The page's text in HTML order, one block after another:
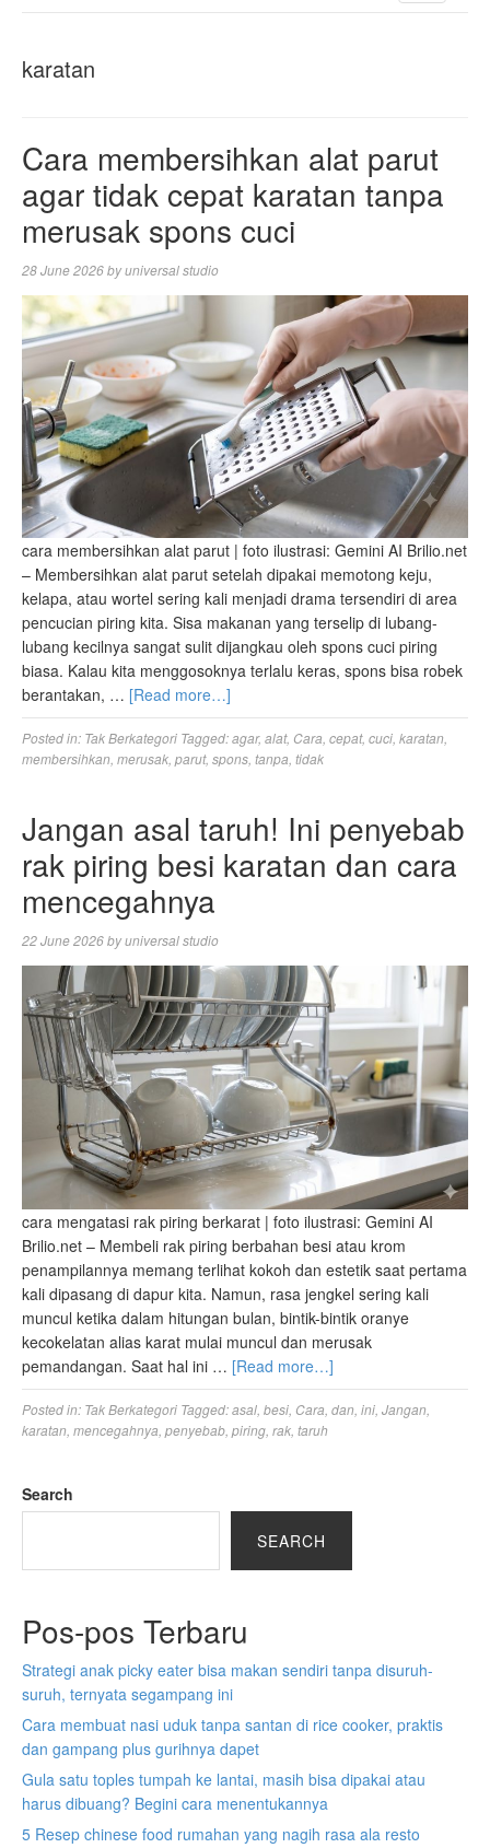
karatan
Cara membersihkan alat parut
agar tidak cepat karatan tanpa
merusak spons cuci
28 June 2026byuniversal studio
cara membersihkan alat parut | foto ilustrasi: Gemini AI Brilio.net
– Membersihkan alat parut setelah dipakai memotong keju,
kelapa, atau wortel sering kali menjadi drama tersendiri di area
pencucian piring kita. Sisa makanan yang terselip di lubang-
lubang kecilnya sangat sulit dijangkau oleh spons cuci piring
biasa. Kalau kita menggosoknya terlalu keras, spons bisa robek
berantakan, … [Read more…]
Posted in: Tak Berkategori Tagged:agar, alat, Cara, cepat, cuci, karatan,
membersihkan, merusak, parut, spons, tanpa, tidak
Jangan asal taruh! Ini penyebab
rak piring besi karatan dan cara
mencegahnya
22 June 2026byuniversal studio
cara mengatasi rak piring berkarat | foto ilustrasi: Gemini AI
Brilio.net – Membeli rak piring berbahan besi atau krom
penampilannya memang terlihat kokoh dan estetik saat pertama
kali dipasang di dapur kita. Namun, rasa jengkel sering kali
muncul ketika dalam hitungan bulan, bintik-bintik oranye
kecokelatan alias karat mulai muncul dan merusak
pemandangan. Saat hal ini … [Read more…]
Posted in: Tak Berkategori Tagged:asal besi Cara dan ini Jangan
karatan mencegahnya penyebab piring rak taruh
Search
SEARCH
Pos-pos Terbaru
Strategi anak picky eater bisa makan sendiri tanpa disuruh-
suruh, ternyata segampang ini
Cara membuat nasi uduk tanpa santan di rice cooker, praktis
dan gampang plus gurihnya dapet
Gula satu toples tumpah ke lantai, masih bisa dipakai atau
harus dibuang? Begini cara menentukannya
5 Resep chinese food rumahan yang nagih rasa ala resto